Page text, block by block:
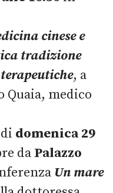
cinese e
tradizione
, a
Quaia, medico
domenica 29
da Palazzo
Un mare